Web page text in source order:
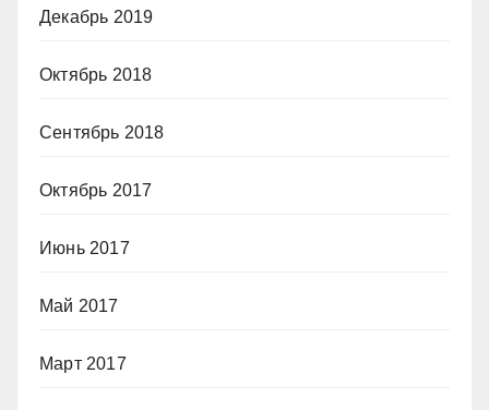
Декабрь 2019
Октябрь 2018
Сентябрь 2018
Октябрь 2017
Июнь 2017
Май 2017
Март 2017